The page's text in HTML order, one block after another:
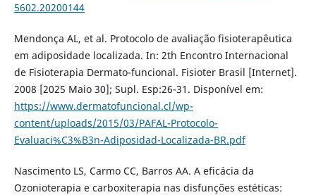
5602.20200144
Mendonça AL, et al. Protocolo de avaliação fisioterapêutica
em adiposidade localizada. In: 2th Encontro Internacional
de Fisioterapia Dermato-funcional. Fisioter Brasil [Internet].
2008 [2025 Maio 30]; Supl. Esp:26-31. Disponível em:
https://www.dermatofuncional.cl/wp-
content/uploads/2015/03/PAFAL-Protocolo-
Evaluaci%C3%B3n-Adiposidad-Localizada-BR.pdf
Nascimento LS, Carmo CC, Barros AA. A eficácia da
Ozonioterapia e carboxiterapia nas disfunções estéticas: